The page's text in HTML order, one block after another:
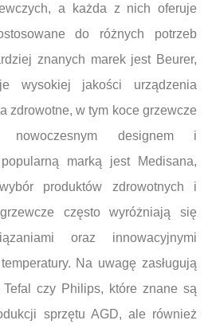
a każda z nich oferuje
do różnych potrzeb
znanych marek jest Beurer,
wysokiej jakości urządzenia
zdrowotne, w tym koce grzewcze
nowoczesnym designem i
marką jest Medisana,
produktów zdrowotnych i
często wyróżniają się
oraz innowacyjnymi
Na uwagę zasługują
czy Philips, które znane są
sprzętu AGD, ale również